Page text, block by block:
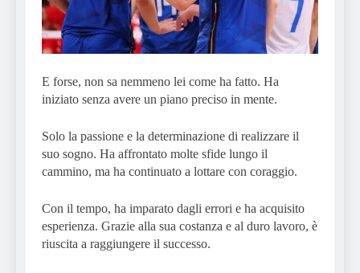
E forse, non sa nemmeno lei come ha fatto. Ha
iniziato senza avere un piano preciso in mente.
Solo la passione e la determinazione di realizzare il
suo sogno. Ha affrontato molte sfide lungo il
cammino, ma ha continuato a lottare con coraggio.
Con il tempo, ha imparato dagli errori e ha acquisito
esperienza. Grazie alla sua costanza e al duro lavoro, è
riuscita a raggiungere il successo.